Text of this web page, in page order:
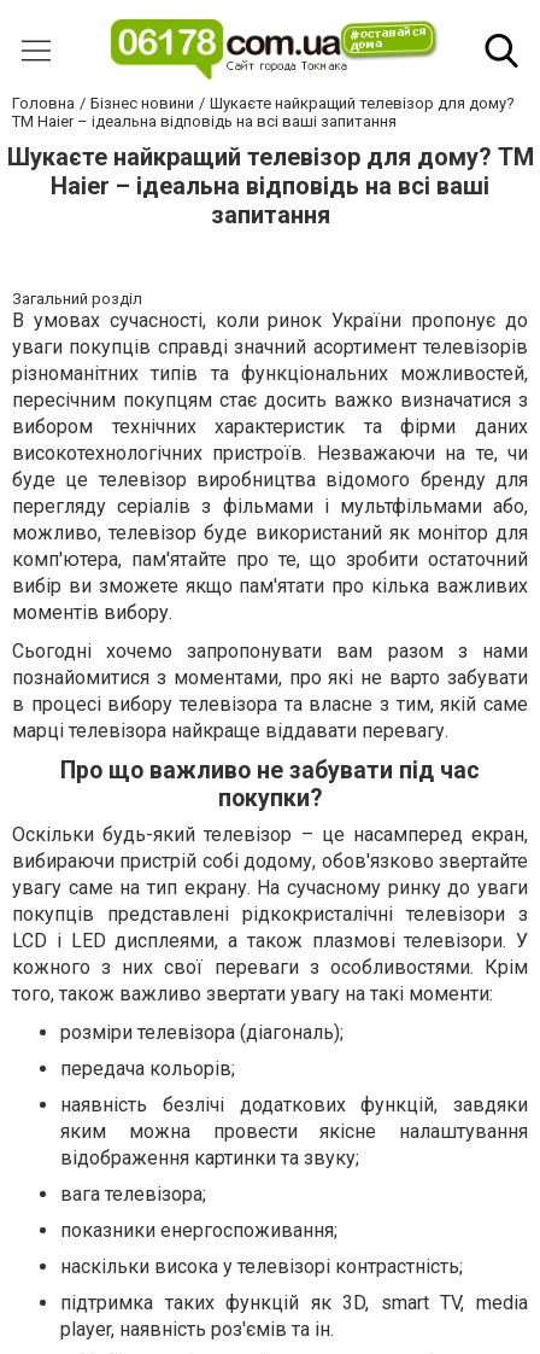
Головна Бізнес новини
Шукаєте найкращий телевізор для дому?
ТМ Haier – ідеальна відповідь на всі ваші запитання
Шукаєте найкращий телевізор для дому? ТМ
Haier – ідеальна відповідь на всі ваші
запитання
Загальний розділ
В умовах сучасності, коли ринок України пропонує до
уваги покупців справді значний асортимент телевізорів
різноманітних типів та функціональних можливостей,
пересічним покупцям стає досить важко визначатися з
вибором технічних характеристик та фірми даних
високотехнологічних пристроїв. Незважаючи на те, чи
буде це телевізор виробництва відомого бренду для
перегляду серіалів з фільмами і мультфільмами або,
можливо, телевізор буде використаний як монітор для
комп'ютера, пам'ятайте про те, що зробити остаточний
вибір ви зможете якщо пам'ятати про кілька важливих
моментів вибору.
Сьогодні хочемо запропонувати вам разом з нами
познайомитися з моментами, про які не варто забувати
в процесі вибору телевізора та власне з тим, якій саме
марці телевізора найкраще віддавати перевагу.
Про що важливо не забувати під час
покупки?
Оскільки будь-який телевізор – це насамперед екран,
вибираючи пристрій собі додому, обов'язково звертайте
увагу саме на тип екрану. На сучасному ринку до уваги
покупців представлені рідкокристалічні телевізори з
LCD і LED дисплеями, а також плазмові телевізори. У
кожного з них свої переваги з особливостями. Крім
того, також важливо звертати увагу на такі моменти:
розміри телевізора (діагональ);
передача кольорів;
наявність безлічі додаткових функцій, завдяки
яким можна провести якісне налаштування
відображення картинки та звуку;
вага телевізора;
показники енергоспоживання;
наскільки висока у телевізорі контрастність;
підтримка таких функцій як 3D, smart TV, media
player, наявність роз'ємів та ін.